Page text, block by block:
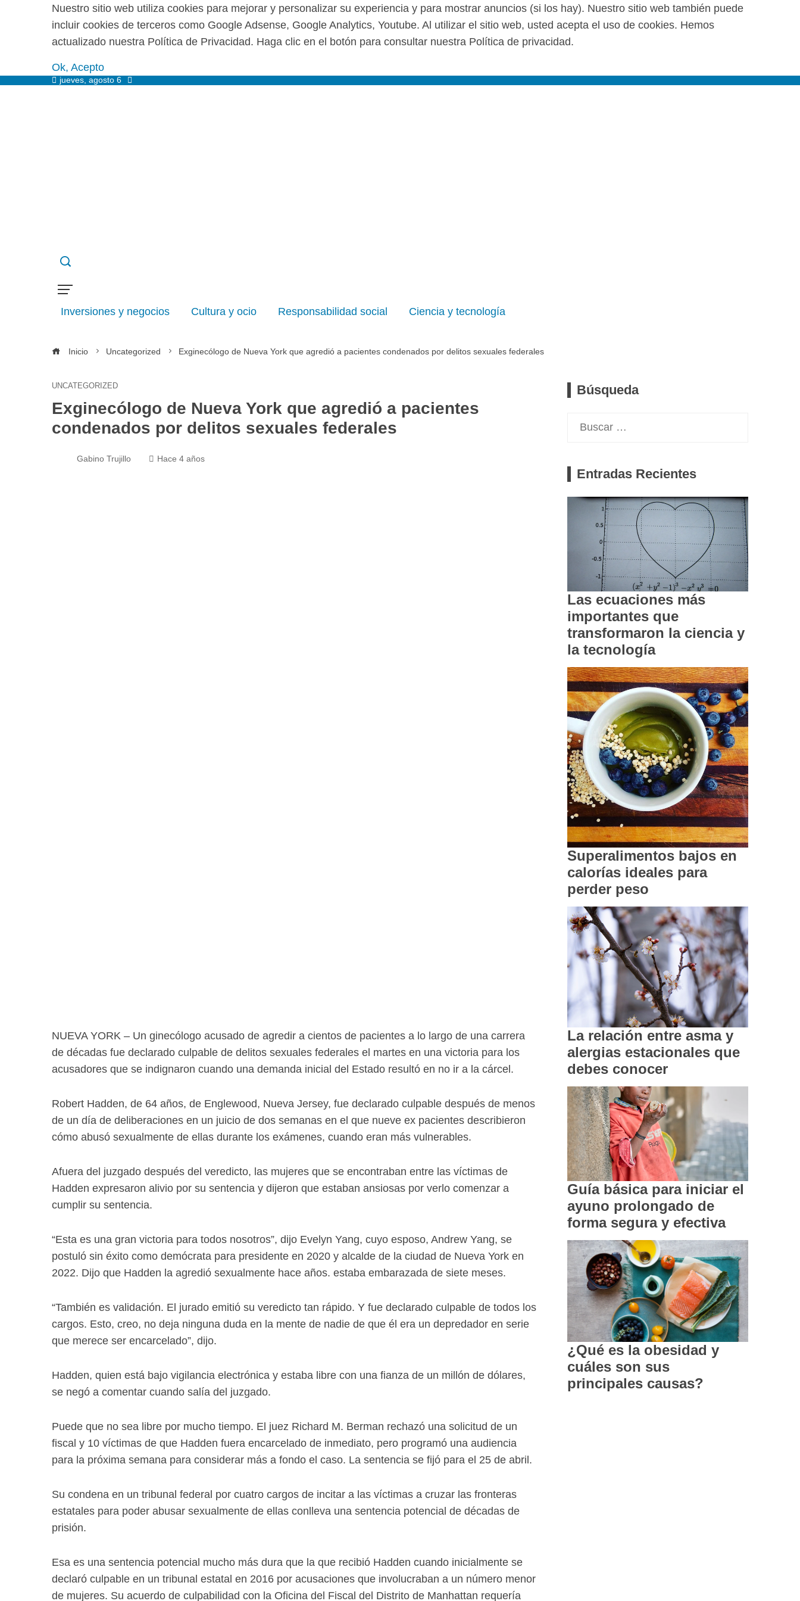
Nuestro sitio web utiliza cookies para mejorar y personalizar su experiencia y para mostrar anuncios (si los hay). Nuestro sitio web también puede
incluir cookies de terceros como Google Adsense, Google Analytics, Youtube. Al utilizar el sitio web, usted acepta el uso de cookies. Hemos
actualizado nuestra Política de Privacidad. Haga clic en el botón para consultar nuestra Política de privacidad.
Ok, Acepto
jueves, agosto 6
Inversiones y negocios Cultura y ocio Responsabilidad social Ciencia y tecnología
Inicio Uncategorized Exginecólogo de Nueva York que agredió a pacientes condenados por delitos sexuales federales
UNCATEGORIZED
Exginecólogo de Nueva York que agredió a pacientes
condenados por delitos sexuales federales
Gabino Trujillo Hace 4 años
NUEVA YORK – Un ginecólogo acusado de agredir a cientos de pacientes a lo largo de una carrera
de décadas fue declarado culpable de delitos sexuales federales el martes en una victoria para los
acusadores que se indignaron cuando una demanda inicial del Estado resultó en no ir a la cárcel.
Robert Hadden, de 64 años, de Englewood, Nueva Jersey, fue declarado culpable después de menos
de un día de deliberaciones en un juicio de dos semanas en el que nueve ex pacientes describieron
cómo abusó sexualmente de ellas durante los exámenes, cuando eran más vulnerables.
Afuera del juzgado después del veredicto, las mujeres que se encontraban entre las víctimas de
Hadden expresaron alivio por su sentencia y dijeron que estaban ansiosas por verlo comenzar a
cumplir su sentencia.
“Esta es una gran victoria para todos nosotros”, dijo Evelyn Yang, cuyo esposo, Andrew Yang, se
postuló sin éxito como demócrata para presidente en 2020 y alcalde de la ciudad de Nueva York en
2022. Dijo que Hadden la agredió sexualmente hace años. estaba embarazada de siete meses.
“También es validación. El jurado emitió su veredicto tan rápido. Y fue declarado culpable de todos los
cargos. Esto, creo, no deja ninguna duda en la mente de nadie de que él era un depredador en serie
que merece ser encarcelado”, dijo.
Hadden, quien está bajo vigilancia electrónica y estaba libre con una fianza de un millón de dólares,
se negó a comentar cuando salía del juzgado.
Puede que no sea libre por mucho tiempo. El juez Richard M. Berman rechazó una solicitud de un
fiscal y 10 víctimas de que Hadden fuera encarcelado de inmediato, pero programó una audiencia
para la próxima semana para considerar más a fondo el caso. La sentencia se fijó para el 25 de abril.
Su condena en un tribunal federal por cuatro cargos de incitar a las víctimas a cruzar las fronteras
estatales para poder abusar sexualmente de ellas conlleva una sentencia potencial de décadas de
prisión.
Esa es una sentencia potencial mucho más dura que la que recibió Hadden cuando inicialmente se
declaró culpable en un tribunal estatal en 2016 por acusaciones que involucraban a un número menor
de mujeres. Su acuerdo de culpabilidad con la Oficina del Fiscal del Distrito de Manhattan requería
Búsqueda
Entradas Recientes
Las ecuaciones más
importantes que
transformaron la ciencia y
la tecnología
Superalimentos bajos en
calorías ideales para
perder peso
La relación entre asma y
alergias estacionales que
debes conocer
Guía básica para iniciar el
ayuno prolongado de
forma segura y efectiva
¿Qué es la obesidad y
cuáles son sus
principales causas?